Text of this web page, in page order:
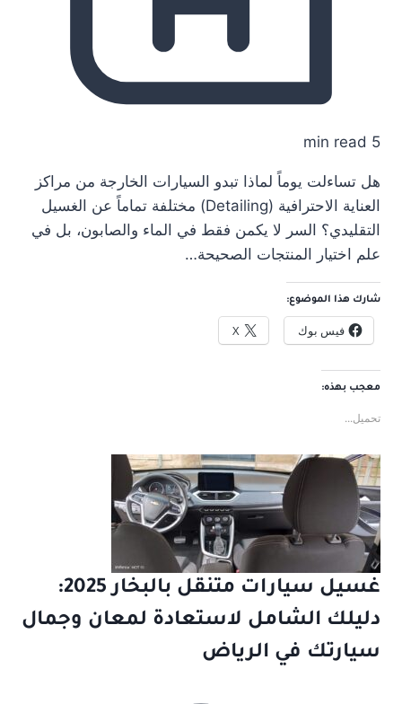
5 min read
هل تساءلت يوماً لماذا تبدو السيارات الخارجة من مراكز
العناية الاحترافية (Detailing) مختلفة تماماً عن الغسيل
التقليدي؟ السر لا يكمن فقط في الماء والصابون، بل في
علم اختيار المنتجات الصحيحة…
شارك هذا الموضوع:
فيس بوك X
معجب بهذه:
تحميل...
غسيل سيارات متنقل بالبخار 2025:
دليلك الشامل لاستعادة لمعان وجمال
سيارتك في الرياض